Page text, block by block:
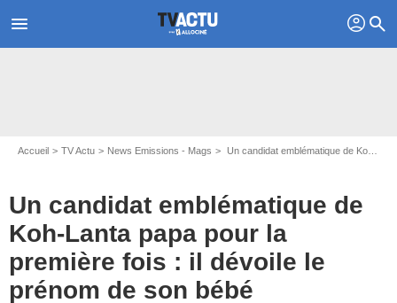
menu profil search
Accueil TV Actu News Emissions - Mags Un candidat emblématique de Koh-Lanta papa pour la première fois : il dévoile le prénom de son bébé
Un candidat emblématique de
Koh-Lanta papa pour la
première fois : il dévoile le
prénom de son bébé